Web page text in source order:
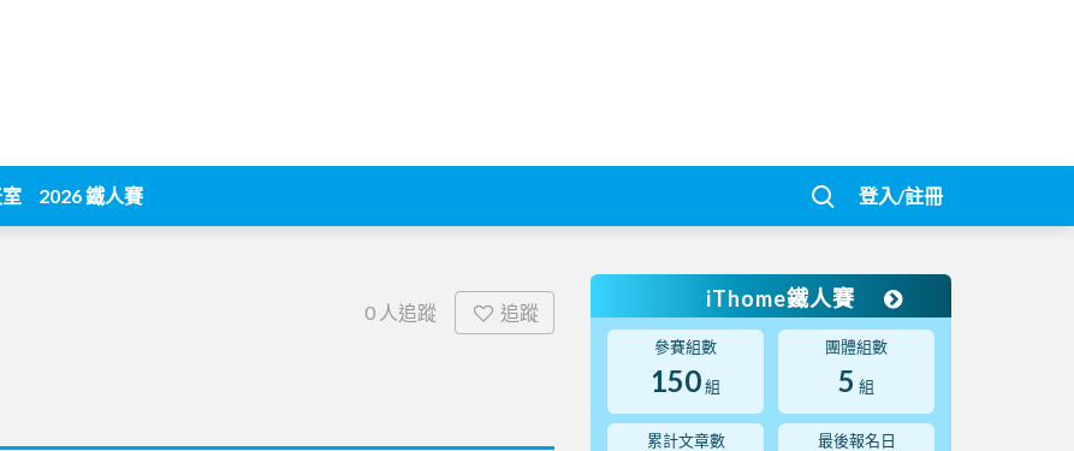
2026 鐵人賽 登入/註冊
0 人追蹤 追蹤
iThome鐵人賽
參賽組數
150組
團體組數
5 組
累計文章數 最後報名日